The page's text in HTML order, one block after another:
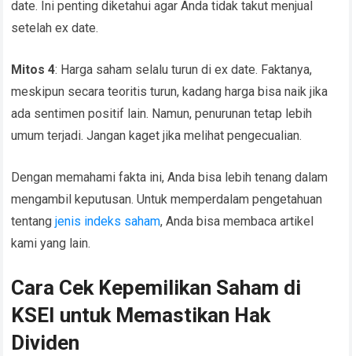
date. Ini penting diketahui agar Anda tidak takut menjual
setelah ex date.
Mitos 4: Harga saham selalu turun di ex date. Faktanya,
meskipun secara teoritis turun, kadang harga bisa naik jika
ada sentimen positif lain. Namun, penurunan tetap lebih
umum terjadi. Jangan kaget jika melihat pengecualian.
Dengan memahami fakta ini, Anda bisa lebih tenang dalam
mengambil keputusan. Untuk memperdalam pengetahuan
tentangjenis indeks saham, Anda bisa membaca artikel
kami yang lain.
Cara Cek Kepemilikan Saham di
KSEI untuk Memastikan Hak
Dividen